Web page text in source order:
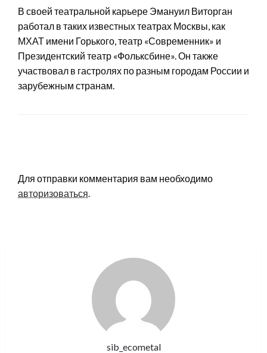
В своей театральной карьере Эмануил Виторган
работал в таких известных театрах Москвы, как
МХАТ имени Горького, театр «Современник» и
Президентский театр «Фольксбине». Он также
участвовал в гастролях по разным городам России и
зарубежным странам.
Для отправки комментария вам необходимо
авторизоваться.
sib_ecometal